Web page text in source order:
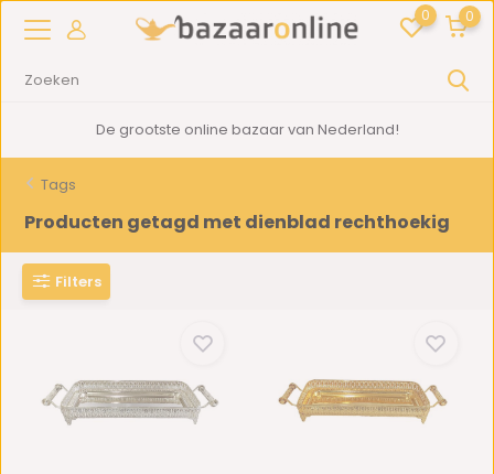
0 0
De grootste online bazaar van Nederland!
Tags
Producten getagd met dienblad rechthoekig
Filters